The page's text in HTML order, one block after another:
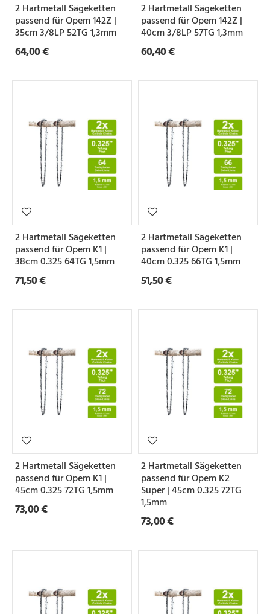
2 Hartmetall Sägeketten
passend für Opem 142Z |
35cm 3/8LP 52TG 1,3mm
64,00 €
2 Hartmetall Sägeketten
passend für Opem 142Z |
40cm 3/8LP 57TG 1,3mm
60,40 €
2 Hartmetall Sägeketten
passend für Opem K1 |
38cm 0.325 64TG 1,5mm
71,50 €
2 Hartmetall Sägeketten
passend für Opem K1 |
40cm 0.325 66TG 1,5mm
51,50 €
2 Hartmetall Sägeketten
passend für Opem K1 |
45cm 0.325 72TG 1,5mm
73,00 €
2 Hartmetall Sägeketten
passend für Opem K2
Super | 45cm 0.325 72TG
1,5mm
73,00 €
S